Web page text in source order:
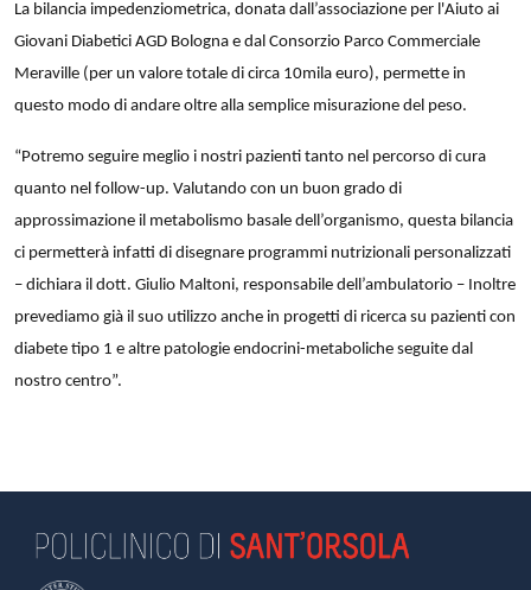
La bilancia impedenziometrica, donata dall’associazione per l'Aiuto ai
Giovani Diabetici AGD Bologna e dal Consorzio Parco Commerciale
Meraville (per un valore totale di circa 10mila euro), permette in
questo modo di andare oltre alla semplice misurazione del peso.
“Potremo seguire meglio i nostri pazienti tanto nel percorso di cura
quanto nel follow-up. Valutando con un buon grado di
approssimazione il metabolismo basale dell’organismo, questa bilancia
ci permetterà infatti di disegnare programmi nutrizionali personalizzati
– dichiara il dott. Giulio Maltoni, responsabile dell’ambulatorio – Inoltre
prevediamo già il suo utilizzo anche in progetti di ricerca su pazienti con
diabete tipo 1 e altre patologie endocrini-metaboliche seguite dal
nostro centro”.